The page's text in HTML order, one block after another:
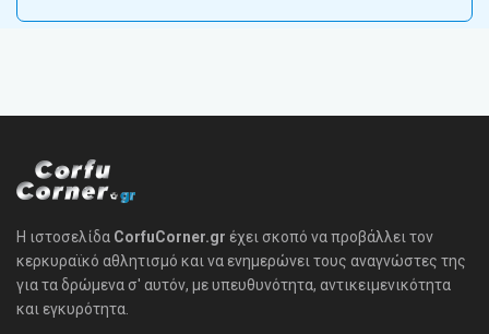
Η ιστοσελίδα CorfuCorner.gr έχει σκοπό να προβάλλει τον
κερκυραϊκό αθλητισμό και να ενημερώνει τους αναγνώστες της
για τα δρώμενα σ' αυτόν, με υπευθυνότητα, αντικειμενικότητα
και εγκυρότητα.